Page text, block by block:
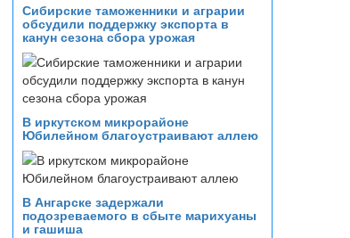
Сибирские таможенники и аграрии
обсудили поддержку экспорта в
канун сезона сбора урожая
В иркутском микрорайоне
Юбилейном благоустраивают аллею
В Ангарске задержали
подозреваемого в сбыте марихуаны
и гашиша